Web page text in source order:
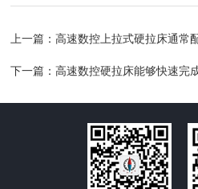
上一篇：高速数控上拉式硬拉床通常
下一篇：高速数控硬拉床能够快速完